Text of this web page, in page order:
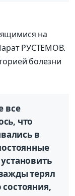
на
РУСТЕМОВ.
болезни
все
что
в
терял